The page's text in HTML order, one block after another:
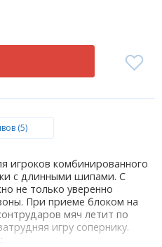
(5)
игроков комбинированного
с длинными шипами. С
не только уверенно
При приеме блоком на
мяч летит по
игру сопернику.